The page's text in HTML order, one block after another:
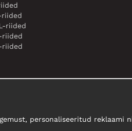
riided
riided
riided
riided
personaliseeritud reklaami